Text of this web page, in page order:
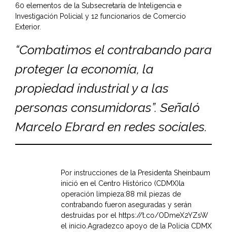
60 elementos de la Subsecretaría de Inteligencia e
Investigación Policial y 12 funcionarios de Comercio
Exterior.
“Combatimos el contrabando para
proteger la economía, la
propiedad industrial y a las
personas consumidoras”. Señaló
Marcelo Ebrard en redes sociales.
Por instrucciones de la Presidenta Sheinbaum
inició en el Centro Histórico (CDMX)la
operación limpieza:88 mil piezas de
contrabando fueron aseguradas y serán
destruidas por el https://t.co/ODmeX2YZsW
el inicio.Agradezco apoyo de la Policía CDMX